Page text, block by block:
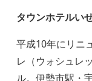
タウンホテルい
平成10年にリニ
レ（ウォシュレ
ル。伊勢市駅・